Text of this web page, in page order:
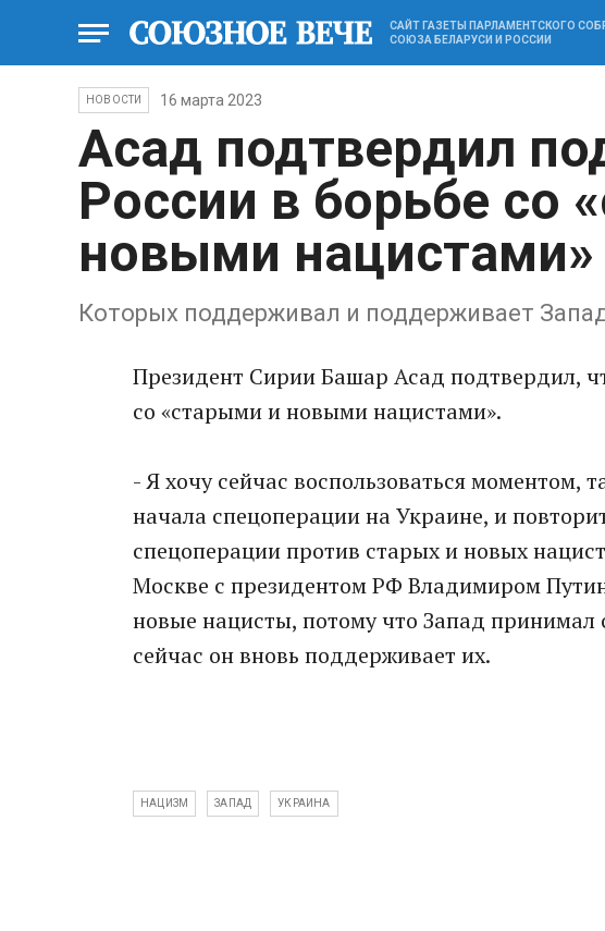
САЙТ ГАЗЕТЫ ПАРЛАМЕНТСКОГО
СОЮЗА БЕЛАРУСИ И РОССИИ
НОВОСТИ 16 марта 2023
Асад подтвердил
России в борьбе со
новыми нацистами»
Которых поддерживал и поддерживает
Президент Сирии Башар Асад подтвердил,
со «старыми и новыми нацистами».
- Я хочу сейчас воспользоваться моментом,
начала спецоперации на Украине, и
спецоперации против старых и новых
Москве с президентом РФ Владимиром
новые нацисты, потому что Запад принимал
сейчас он вновь поддерживает их.
НАЦИЗМ ЗАПАД УКРАИНА